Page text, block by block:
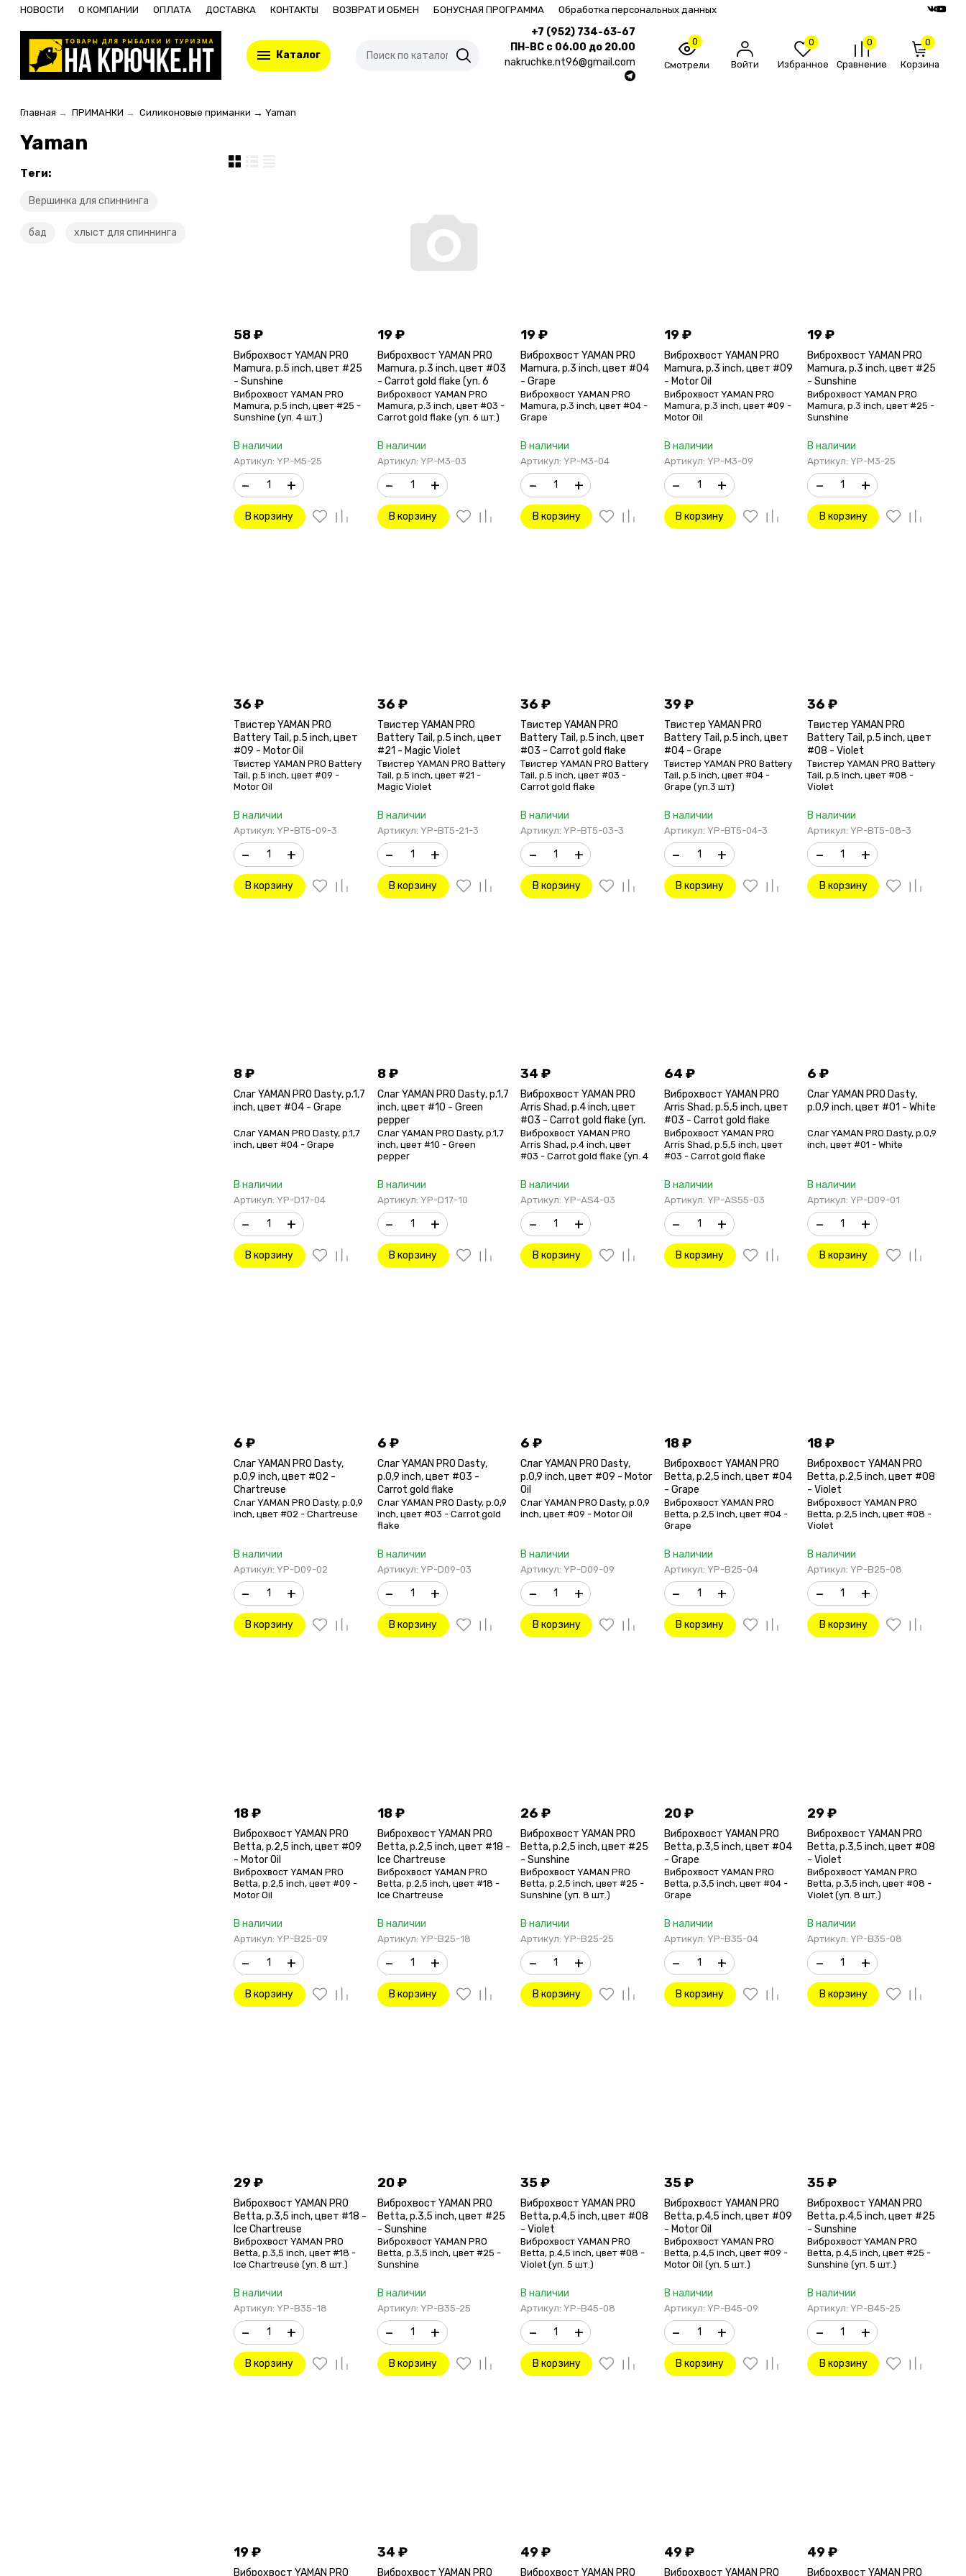
НОВОСТИ О КОМПАНИИ ОПЛАТА ДОСТАВКА КОНТАКТЫ ВОЗВРАТ И ОБМЕН БОНУСНАЯ ПРОГРАММА Обработка персональных данных
Каталог
+7 (952) 734-63-67
ПН-ВС с 06.00 до 20.00
nakruchke.nt96@gmail.com
0
Смотрели Войти
0
Избранное
0
Сравнение
0
Корзина
Главная → ПРИМАНКИ → Силиконовые приманки → Yaman
Yaman
Теги:
Вершинка для спиннинга
бад хлыст для спиннинга
58₽
Виброхвост YAMAN PRO
Mamura, р.5 inch, цвет #25
- Sunshine
Виброхвост YAMAN PRO
Mamura, р.5 inch, цвет #25 -
Sunshine (уп. 4 шт.)
В наличии
Артикул: YP-M5-25
– +
В корзину
19₽
Виброхвост YAMAN PRO
Mamura, р.3 inch, цвет #03
- Carrot gold flake (уп. 6
шт.)
Виброхвост YAMAN PRO
Mamura, р.3 inch, цвет #03 -
Carrot gold flake (уп. 6 шт.)
В наличии
Артикул: YP-M3-03
– +
В корзину
19₽
Виброхвост YAMAN PRO
Mamura, р.3 inch, цвет #04
- Grape
Виброхвост YAMAN PRO
Mamura, р.3 inch, цвет #04 -
Grape
В наличии
Артикул: YP-M3-04
– +
В корзину
19₽
Виброхвост YAMAN PRO
Mamura, р.3 inch, цвет #09
- Motor Oil
Виброхвост YAMAN PRO
Mamura, р.3 inch, цвет #09 -
Motor Oil
В наличии
Артикул: YP-M3-09
– +
В корзину
19₽
Виброхвост YAMAN PRO
Mamura, р.3 inch, цвет #25
- Sunshine
Виброхвост YAMAN PRO
Mamura, р.3 inch, цвет #25 -
Sunshine
В наличии
Артикул: YP-M3-25
– +
В корзину
36 ₽
Твистер YAMAN PRO
Battery Tail, р.5 inch, цвет
#09 - Motor Oil
Твистер YAMAN PRO Battery
Tail, р.5 inch, цвет #09 -
Motor Oil
В наличии
Артикул: YP-BT5-09-3
– +
В корзину
36 ₽
Твистер YAMAN PRO
Battery Tail, р.5 inch, цвет
#21 - Magic Violet
Твистер YAMAN PRO Battery
Tail, р.5 inch, цвет #21 -
Magic Violet
В наличии
Артикул: YP-BT5-21-3
– +
В корзину
36₽
Твистер YAMAN PRO
Battery Tail, р.5 inch, цвет
#03 - Carrot gold flake
Твистер YAMAN PRO Battery
Tail, р.5 inch, цвет #03 -
Carrot gold flake
В наличии
Артикул: YP-BT5-03-3
– +
В корзину
39₽
Твистер YAMAN PRO
Battery Tail, р.5 inch, цвет
#04 - Grape
Твистер YAMAN PRO Battery
Tail, р.5 inch, цвет #04 -
Grape (уп.3 шт)
В наличии
Артикул: YP-BT5-04-3
– +
В корзину
36₽
Твистер YAMAN PRO
Battery Tail, р.5 inch, цвет
#08 - Violet
Твистер YAMAN PRO Battery
Tail, р.5 inch, цвет #08 -
Violet
В наличии
Артикул: YP-BT5-08-3
– +
В корзину
8₽
Слаг YAMAN PRO Dasty, р.1,7
inch, цвет #04 - Grape
Слаг YAMAN PRO Dasty, р.1,7
inch, цвет #04 - Grape
В наличии
Артикул: YP-D17-04
– +
В корзину
8₽
Слаг YAMAN PRO Dasty, р.1,7
inch, цвет #10 - Green
pepper
Слаг YAMAN PRO Dasty, р.1,7
inch, цвет #10 - Green
pepper
В наличии
Артикул: YP-D17-10
– +
В корзину
34₽
Виброхвост YAMAN PRO
Arris Shad, р.4 inch, цвет
#03 - Carrot gold flake (уп.
4 шт.)
Виброхвост YAMAN PRO
Arris Shad, р.4 inch, цвет
#03 - Carrot gold flake (уп. 4
В наличии
Артикул: YP-AS4-03
– +
В корзину
64 ₽
Виброхвост YAMAN PRO
Arris Shad, р.5,5 inch, цвет
#03 - Carrot gold flake
Виброхвост YAMAN PRO
Arris Shad, р.5,5 inch, цвет
#03 - Carrot gold flake
В наличии
Артикул: YP-AS55-03
– +
В корзину
6₽
Слаг YAMAN PRO Dasty,
р.0,9 inch, цвет #01 - White
Слаг YAMAN PRO Dasty, р.0,9
inch, цвет #01 - White
В наличии
Артикул: YP-D09-01
– +
В корзину
6 ₽
Слаг YAMAN PRO Dasty,
р.0,9 inch, цвет #02 -
Chartreuse
Слаг YAMAN PRO Dasty, р.0,9
inch, цвет #02 - Chartreuse
В наличии
Артикул: YP-D09-02
– +
В корзину
6 ₽
Слаг YAMAN PRO Dasty,
р.0,9 inch, цвет #03 -
Carrot gold flake
Слаг YAMAN PRO Dasty, р.0,9
inch, цвет #03 - Carrot gold
flake
В наличии
Артикул: YP-D09-03
– +
В корзину
6₽
Слаг YAMAN PRO Dasty,
р.0,9 inch, цвет #09 - Motor
Oil
Слаг YAMAN PRO Dasty, р.0,9
inch, цвет #09 - Motor Oil
В наличии
Артикул: YP-D09-09
– +
В корзину
18₽
Виброхвост YAMAN PRO
Betta, р.2,5 inch, цвет #04
- Grape
Виброхвост YAMAN PRO
Betta, р.2,5 inch, цвет #04 -
Grape
В наличии
Артикул: YP-B25-04
– +
В корзину
18₽
Виброхвост YAMAN PRO
Betta, р.2,5 inch, цвет #08
- Violet
Виброхвост YAMAN PRO
Betta, р.2,5 inch, цвет #08 -
Violet
В наличии
Артикул: YP-B25-08
– +
В корзину
18₽
Виброхвост YAMAN PRO
Betta, р.2,5 inch, цвет #09
- Motor Oil
Виброхвост YAMAN PRO
Betta, р.2,5 inch, цвет #09 -
Motor Oil
В наличии
Артикул: YP-B25-09
– +
В корзину
18₽
Виброхвост YAMAN PRO
Betta, р.2,5 inch, цвет #18 -
Ice Chartreuse
Виброхвост YAMAN PRO
Betta, р.2,5 inch, цвет #18 -
Ice Chartreuse
В наличии
Артикул: YP-B25-18
– +
В корзину
26₽
Виброхвост YAMAN PRO
Betta, р.2,5 inch, цвет #25
- Sunshine
Виброхвост YAMAN PRO
Betta, р.2,5 inch, цвет #25 -
Sunshine (уп. 8 шт.)
В наличии
Артикул: YP-B25-25
– +
В корзину
20₽
Виброхвост YAMAN PRO
Betta, р.3,5 inch, цвет #04
- Grape
Виброхвост YAMAN PRO
Betta, р.3,5 inch, цвет #04 -
Grape
В наличии
Артикул: YP-B35-04
– +
В корзину
29₽
Виброхвост YAMAN PRO
Betta, р.3,5 inch, цвет #08
- Violet
Виброхвост YAMAN PRO
Betta, р.3,5 inch, цвет #08 -
Violet (уп. 8 шт.)
В наличии
Артикул: YP-B35-08
– +
В корзину
29₽
Виброхвост YAMAN PRO
Betta, р.3,5 inch, цвет #18 -
Ice Chartreuse
Виброхвост YAMAN PRO
Betta, р.3,5 inch, цвет #18 -
Ice Chartreuse (уп. 8 шт.)
В наличии
Артикул: YP-B35-18
– +
В корзину
20₽
Виброхвост YAMAN PRO
Betta, р.3,5 inch, цвет #25
- Sunshine
Виброхвост YAMAN PRO
Betta, р.3,5 inch, цвет #25 -
Sunshine
В наличии
Артикул: YP-B35-25
– +
В корзину
35₽
Виброхвост YAMAN PRO
Betta, р.4,5 inch, цвет #08
- Violet
Виброхвост YAMAN PRO
Betta, р.4,5 inch, цвет #08 -
Violet (уп. 5 шт.)
В наличии
Артикул: YP-B45-08
– +
В корзину
35₽
Виброхвост YAMAN PRO
Betta, р.4,5 inch, цвет #09
- Motor Oil
Виброхвост YAMAN PRO
Betta, р.4,5 inch, цвет #09 -
Motor Oil (уп. 5 шт.)
В наличии
Артикул: YP-B45-09
– +
В корзину
35₽
Виброхвост YAMAN PRO
Betta, р.4,5 inch, цвет #25
- Sunshine
Виброхвост YAMAN PRO
Betta, р.4,5 inch, цвет #25 -
Sunshine (уп. 5 шт.)
В наличии
Артикул: YP-B45-25
– +
В корзину
19₽
Виброхвост YAMAN PRO
34 ₽
Виброхвост YAMAN PRO
49₽
Виброхвост YAMAN PRO
49₽
Виброхвост YAMAN PRO
49₽
Виброхвост YAMAN PRO